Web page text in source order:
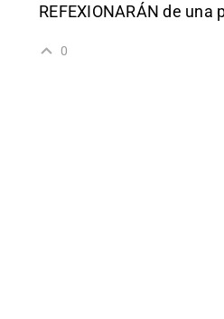
REFEXIONARÁN de una
0